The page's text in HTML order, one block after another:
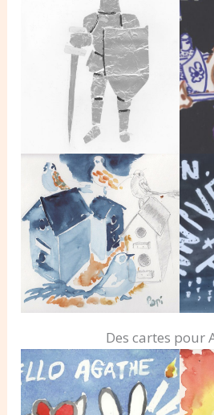
Des cartes pour